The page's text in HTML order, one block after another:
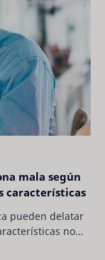
mala según
características
pueden delatar
no